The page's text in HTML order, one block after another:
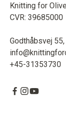
Knitting for
CVR: 39685000
Godthåbsvej
+45-31353730